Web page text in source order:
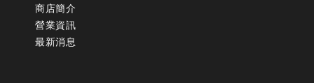
商店簡介
營業資訊
最新消息